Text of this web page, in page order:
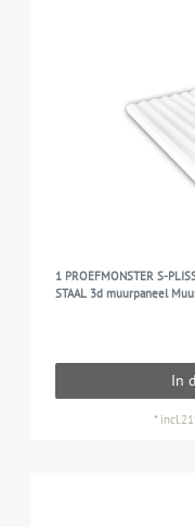
1 PROEFMONSTER S-
STAAL 3d muurpaneel
In
*